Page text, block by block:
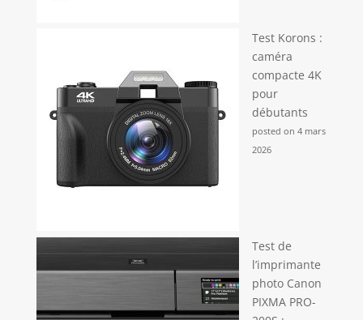
Test Korons :
caméra
compacte 4K
pour
débutants
posted on 4 mars
2026
Test de
l’imprimante
photo Canon
PIXMA PRO-